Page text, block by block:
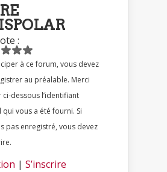
:
vous devez
au préalable. Merci
ci-dessous l’identifiant
a été fourni. Si
pas enregistré, vous devez
| S’inscrire